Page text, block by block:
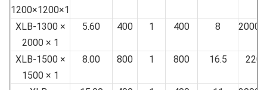
1200×1200×1
XLB-1300 ×
2000 × 1
5.60 400 1 400 8
XLB-1500 ×
1500 × 1
8.00 800 1 800 16.5